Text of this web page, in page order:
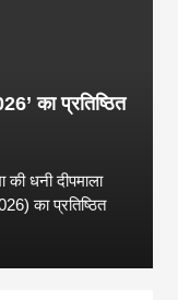
का प्रतिष्ठित
धनी दीपमाला
का प्रतिष्ठित